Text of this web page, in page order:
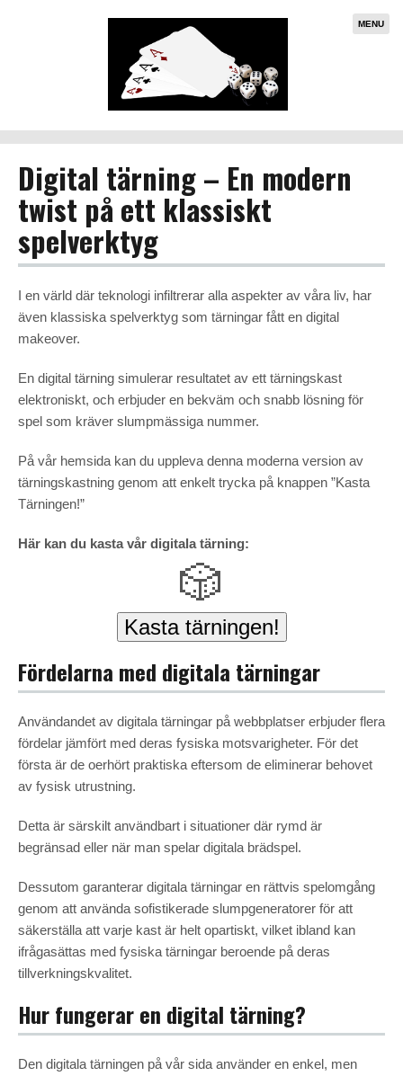
MENU
Digital tärning – En modern
twist på ett klassiskt
spelverktyg
I en värld där teknologi infiltrerar alla aspekter av våra liv, har
även klassiska spelverktyg som tärningar fått en digital
makeover.
En digital tärning simulerar resultatet av ett tärningskast
elektroniskt, och erbjuder en bekväm och snabb lösning för
spel som kräver slumpmässiga nummer.
På vår hemsida kan du uppleva denna moderna version av
tärningskastning genom att enkelt trycka på knappen ”Kasta
Tärningen!”
Här kan du kasta vår digitala tärning:
🎲
Kasta tärningen!
Fördelarna med digitala tärningar
Användandet av digitala tärningar på webbplatser erbjuder flera
fördelar jämfört med deras fysiska motsvarigheter. För det
första är de oerhört praktiska eftersom de eliminerar behovet
av fysisk utrustning.
Detta är särskilt användbart i situationer där rymd är
begränsad eller när man spelar digitala brädspel.
Dessutom garanterar digitala tärningar en rättvis spelomgång
genom att använda sofistikerade slumpgeneratorer för att
säkerställa att varje kast är helt opartiskt, vilket ibland kan
ifrågasättas med fysiska tärningar beroende på deras
tillverkningskvalitet.
Hur fungerar en digital tärning?
Den digitala tärningen på vår sida använder en enkel, men